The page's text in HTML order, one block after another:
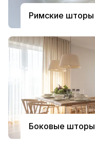
Римские шторы
Боковые шторы